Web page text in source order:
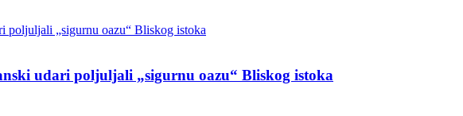
udari poljuljali „sigurnu oazu“ Bliskog istoka